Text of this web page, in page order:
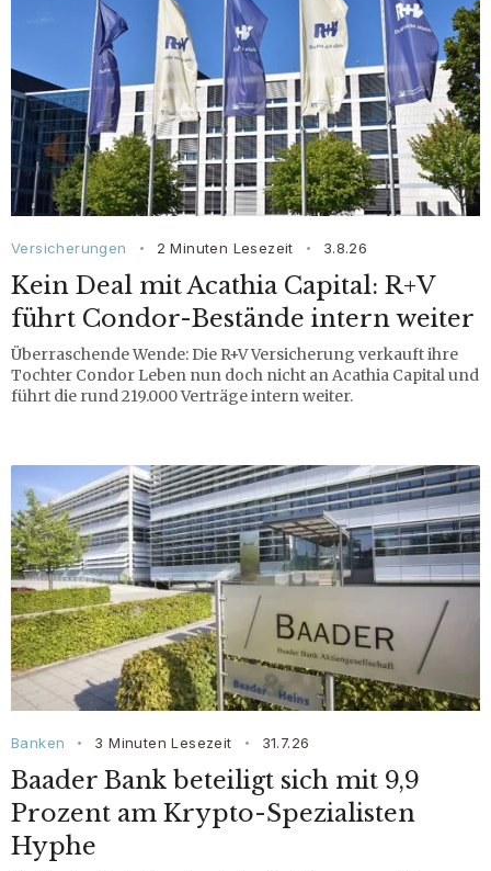
Versicherungen • 2 Minuten Lesezeit • 3.8.26
Kein Deal mit Acathia Capital: R+V
führt Condor-Bestände intern weiter
Überraschende Wende: Die R+V Versicherung verkauft ihre
Tochter Condor Leben nun doch nicht an Acathia Capital und
führt die rund 219.000 Verträge intern weiter.
Banken • 3 Minuten Lesezeit • 31.7.26
Baader Bank beteiligt sich mit 9,9
Prozent am Krypto-Spezialisten
Hyphe